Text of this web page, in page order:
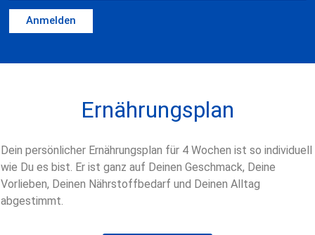
Anmelden
Ernährungsplan
Dein persönlicher Ernährungsplan für 4 Wochen ist so individuell
wie Du es bist. Er ist ganz auf Deinen Geschmack, Deine
Vorlieben, Deinen Nährstoffbedarf und Deinen Alltag
abgestimmt.